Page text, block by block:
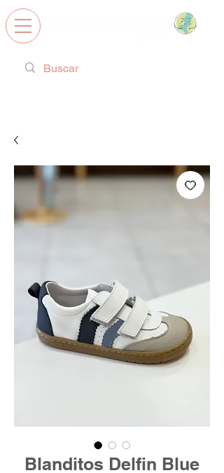
Blanditos Delfin Blue